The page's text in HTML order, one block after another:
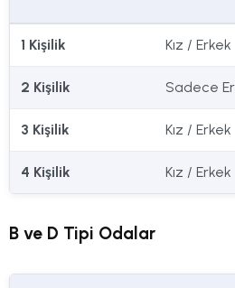
1 Kişilik Kız / Erkek
2 Kişilik Sadece
3 Kişilik Kız / Erkek
4 Kişilik Kız / Erkek
B ve D Tipi Odalar